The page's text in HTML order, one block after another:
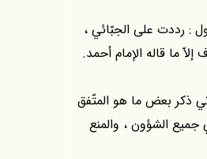
: رددت على الجبّائي ،
ما قاله الإمام أحمد.
ذكر بعض ما هو المتّفق
جميع الشؤون ، والمنع